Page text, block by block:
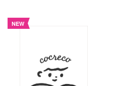
NEW